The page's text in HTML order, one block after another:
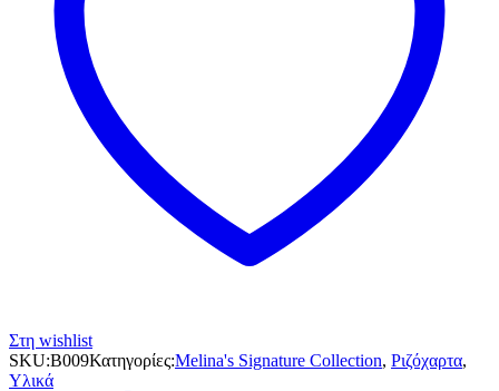
Στη wishlist
SKU:B009Κατηγορίες:Melina's Signature Collection, Ριζόχαρτα,
Υλικά